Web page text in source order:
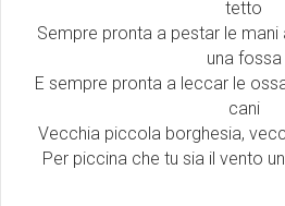
tetto
Sempre pronta a pestar le
una fossa
E sempre pronta a leccar le
cani
Vecchia piccola borghesia,
Per piccina che tu sia il vento